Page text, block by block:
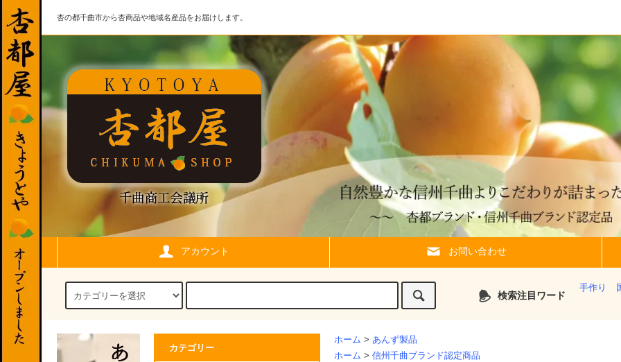
杏の都千曲市から杏商品や地域名産品をお届けします。
アカウント お問い合わせ
検索注目ワード
手作り
ホーム > あんず製品
ホーム > 信州千曲ブランド認定商品
カテゴリー